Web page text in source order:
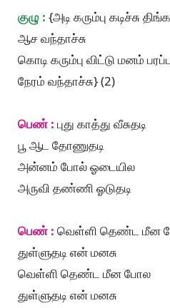
குழு : {அடி கரும்பு கடிச்சு திங்க
ஆச வந்தாச்சு
கொடி கரும்பு விட்டு மனம்
நேரம் வந்தாச்சு} (2)
பெண் : புது காத்து வீசுதடி
பூ ஆட தோணுதடி
அன்னம் போல் ஓடையில
அருவி தண்ணி ஓடுதடி
பெண் : வெள்ளி தெண்ட மீன
துள்ளுதடி என் மனசு
வெள்ளி தெண்ட மீன போல
துள்ளுதடி என் மனசு